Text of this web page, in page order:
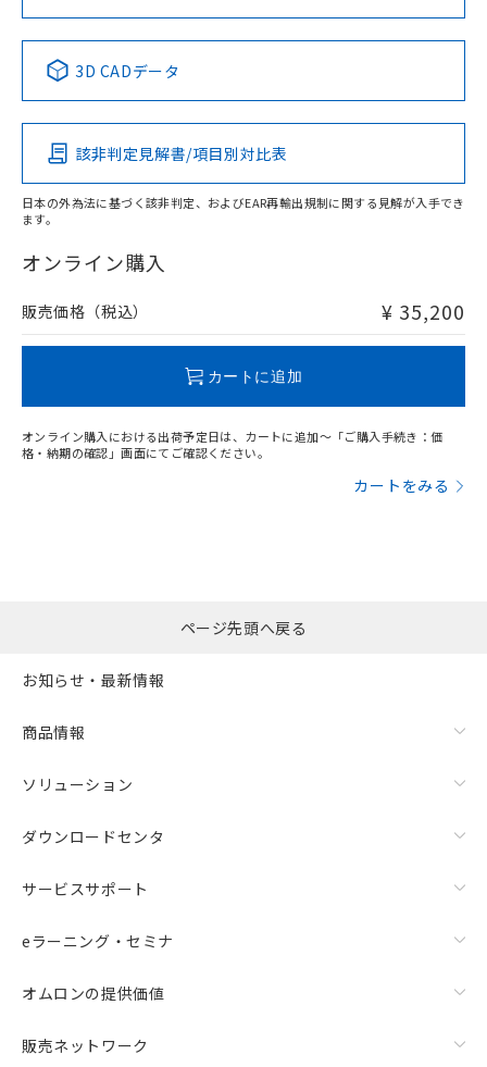
Pb Hg Cd Cr(VI)
O
在庫等で未対応品が混在する可能性があります。
問い合わせください。
No No No No
この製品の規格認証/適合状況ページへ
その他の認証はこちらのページからご検索ください
3D CADデータ
該非判定見解書/項目別対比表
日本の外為法に基づく該非判定、およびEAR再輸出規制に関する見解が入手でき
ます。
オンライン購入
販売価格（税込） ¥ 35,200
カートに追加
オンライン購入における出荷予定日は、カートに追加～「ご購入手続き：価
格・納期の確認」画面にてご確認ください。
カートをみる
ページ先頭へ戻る
お知らせ・最新情報
商品情報
ソリューション
ダウンロードセンタ
サービスサポート
eラーニング・セミナ
オムロンの提供価値
販売ネットワーク